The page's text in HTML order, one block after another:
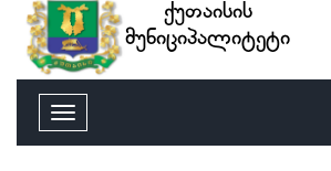
ქუთაისის
მუნიციპალიტეტი